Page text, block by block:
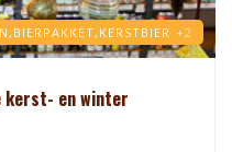
BIERPAKKET, KERSTBIER +2
kerst- en winter